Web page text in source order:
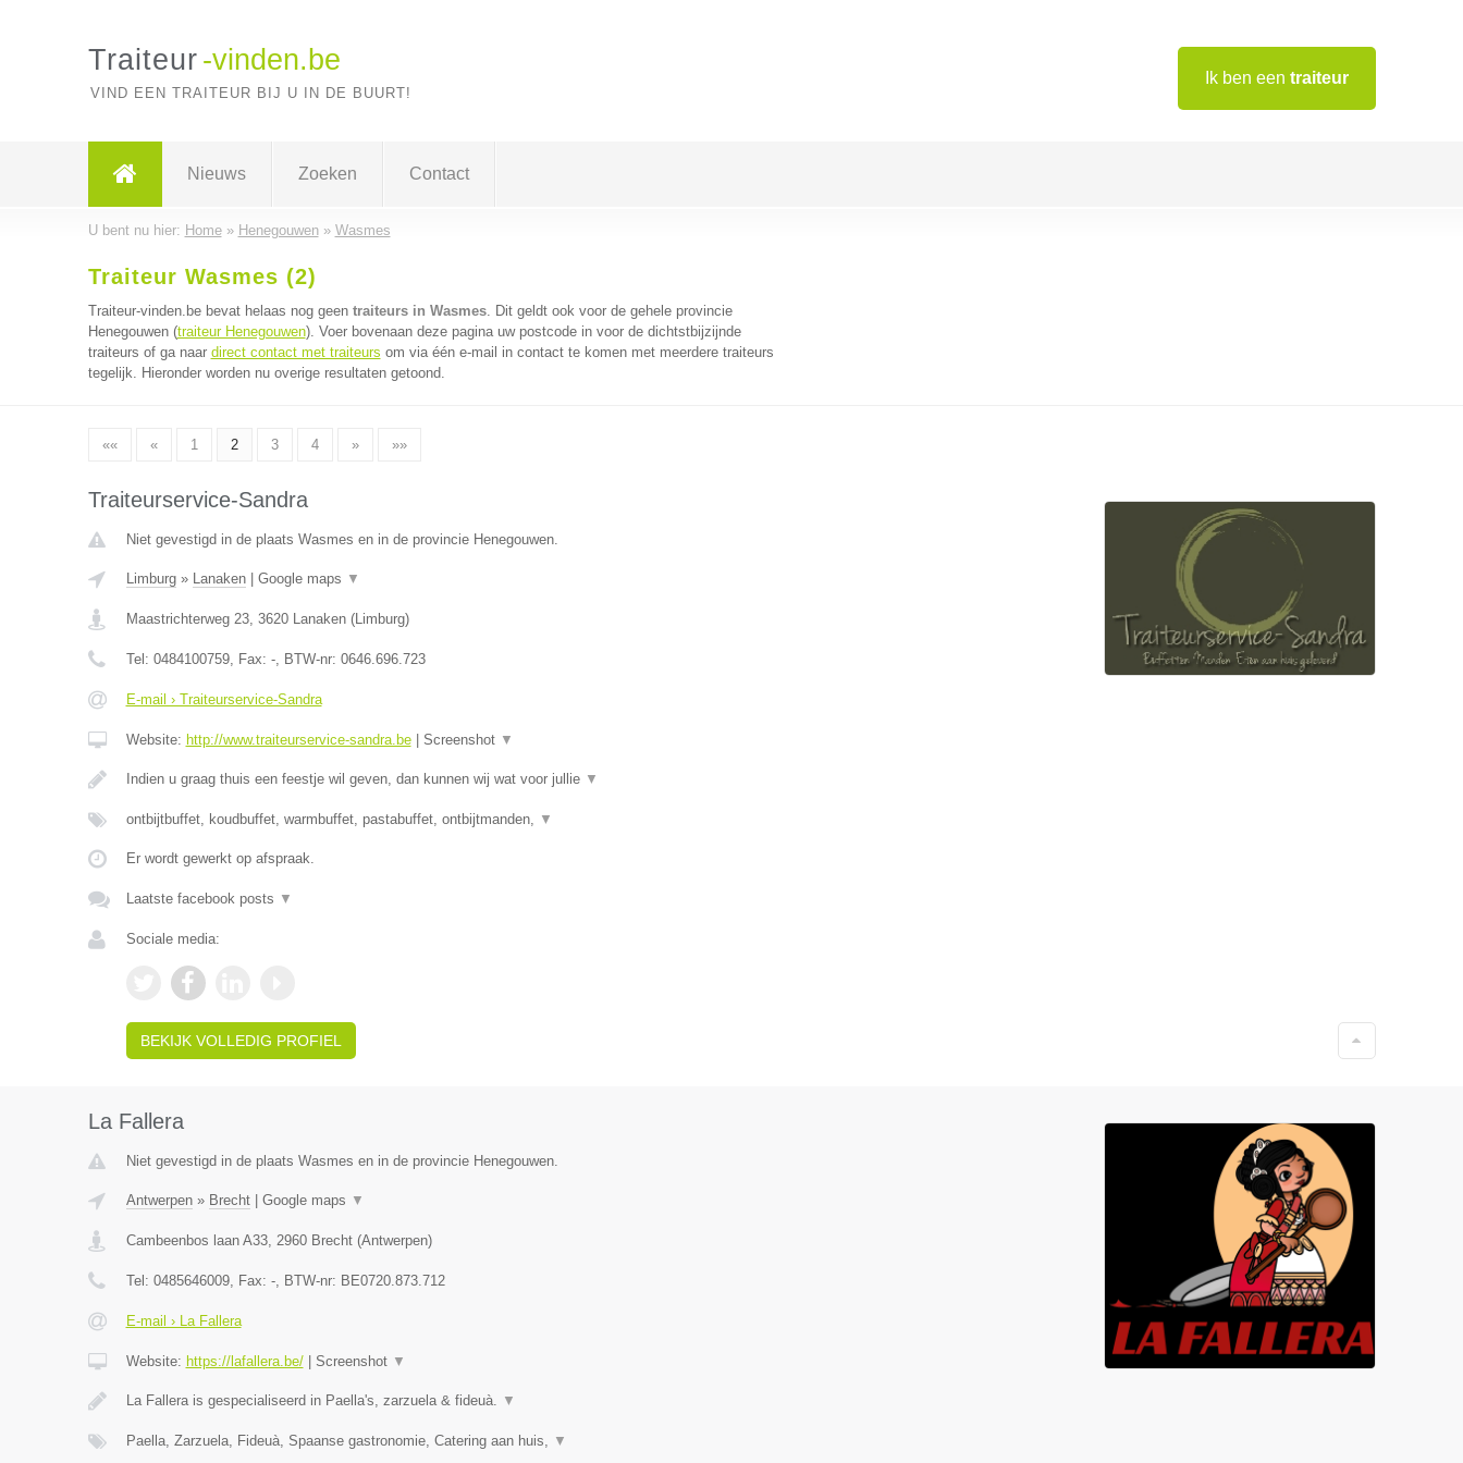
Ik ben een traiteur
Traiteur -vinden.be
VIND EEN TRAITEUR BIJ U IN DE BUURT!
Nieuws Zoeken Contact
U bent nu hier: Home» Henegouwen» Wasmes
Traiteur Wasmes (2)
Traiteur-vinden.be bevat helaas nog geen traiteurs in Wasmes. Dit geldt ook voor de gehele provincie
Henegouwen (traiteur Henegouwen). Voer bovenaan deze pagina uw postcode in voor de dichtstbijzijnde
traiteurs of ga naar direct contact met traiteurs om via één e-mail in contact te komen met meerdere traiteurs
tegelijk. Hieronder worden nu overige resultaten getoond.
«« « 1 2 3 4 » »»
Traiteurservice-Sandra
Niet gevestigd in de plaats Wasmes en in de provincie Henegouwen.
Limburg» Lanaken| Google maps ▼
Maastrichterweg 23, 3620 Lanaken(Limburg)
Tel: 0484100759, Fax: -, BTW-nr: 0646.696.723
E-mail › Traiteurservice-Sandra
Website: http://www.traiteurservice-sandra.be| Screenshot ▼
Indien u graag thuis een feestje wil geven, dan kunnen wij wat voor jullie ▼
ontbijtbuffet, koudbuffet, warmbuffet, pastabuffet, ontbijtmanden, ▼
Er wordt gewerkt op afspraak.
Laatste facebook posts ▼
Sociale media:
BEKIJK VOLLEDIG PROFIEL
La Fallera
Niet gevestigd in de plaats Wasmes en in de provincie Henegouwen.
Antwerpen» Brecht| Google maps ▼
Cambeenbos laan A33, 2960 Brecht(Antwerpen)
Tel: 0485646009, Fax: -, BTW-nr: BE0720.873.712
E-mail › La Fallera
Website: https://lafallera.be/| Screenshot ▼
La Fallera is gespecialiseerd in Paella's, zarzuela & fideuà. ▼
Paella, Zarzuela, Fideuà, Spaanse gastronomie, Catering aan huis, ▼